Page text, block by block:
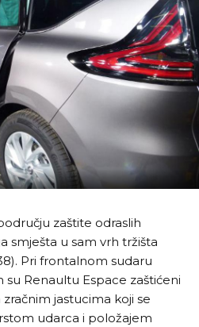
zaštite odraslih
smješta u sam vrh tržišta
Pri frontalnom sudaru
su Renaultu Espace zaštićeni
jastucima koji se
udarca i položajem